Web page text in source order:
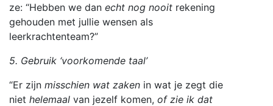
ze: “Hebben we dan echt nog nooit rekening
gehouden met jullie wensen als
leerkrachtenteam?”
5. Gebruik ‘voorkomende taal’
“Er zijn misschien wat zaken in wat je zegt die
niet helemaal van jezelf komen, of zie ik dat